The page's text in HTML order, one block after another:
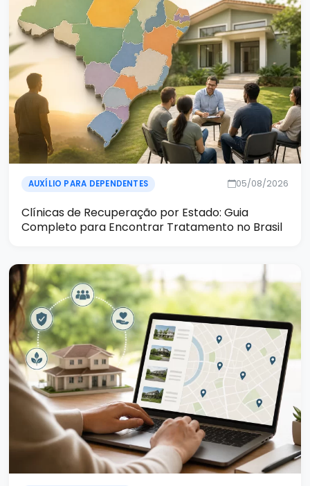
AUXÍLIO PARA DEPENDENTES 05/08/2026
Clínicas de Recuperação por Estado: Guia
Completo para Encontrar Tratamento no Brasil